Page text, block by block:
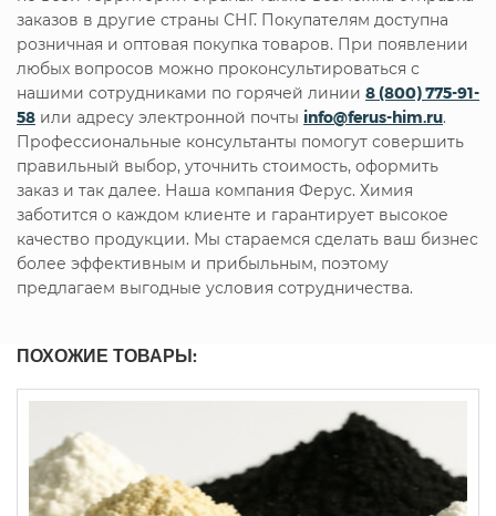
заказов в другие страны СНГ. Покупателям доступна
розничная и оптовая покупка товаров. При появлении
любых вопросов можно проконсультироваться с
нашими сотрудниками по горячей линии 8 (800) 775-91-
58 или адресу электронной почты info@ferus-him.ru.
Профессиональные консультанты помогут совершить
правильный выбор, уточнить стоимость, оформить
заказ и так далее. Наша компания Ферус. Химия
заботится о каждом клиенте и гарантирует высокое
качество продукции. Мы стараемся сделать ваш бизнес
более эффективным и прибыльным, поэтому
предлагаем выгодные условия сотрудничества.
ПОХОЖИЕ ТОВАРЫ: